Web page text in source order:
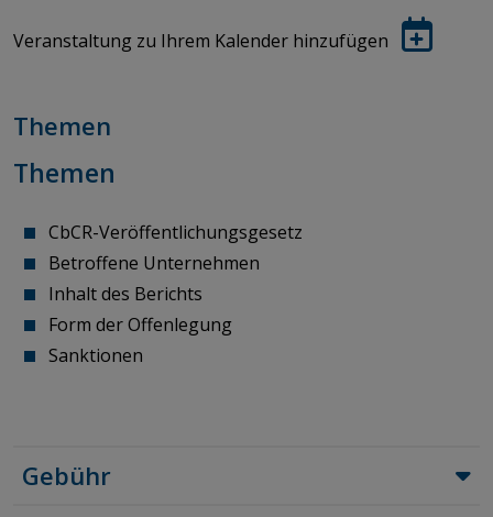
Veranstaltung zu Ihrem Kalender hinzufügen
Themen
Themen
CbCR-Veröffentlichungsgesetz
Betroffene Unternehmen
Inhalt des Berichts
Form der Offenlegung
Sanktionen
Gebühr